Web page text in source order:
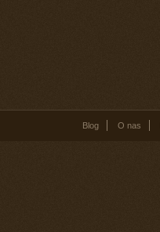
Blog O nas